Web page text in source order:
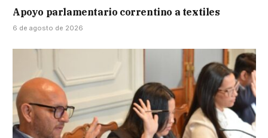
Apoyo parlamentario correntino a textiles
6 de agosto de 2026